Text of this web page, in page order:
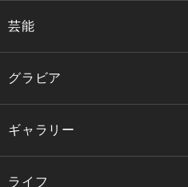
芸能
グラビア
ギャラリー
ライフ